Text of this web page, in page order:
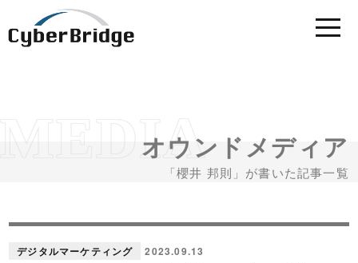
オウンドメディア
「櫻井 邦則」が書いた記事一覧
デジタルマーケティング 2023.09.13